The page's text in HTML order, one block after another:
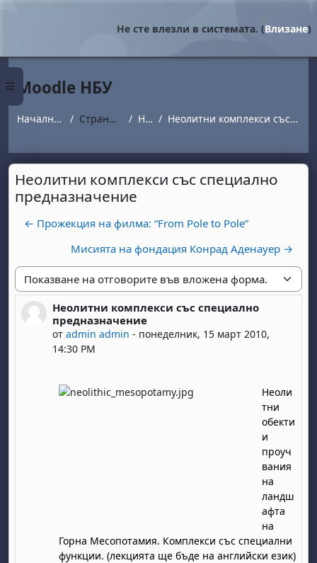
Страничен панел
Не сте влезли в системата. (Влизане)
Moodle НБУ
Начална страница Страници от сайта Новини Неолитни комплекси със специално предназначение
Неолитни комплекси със специално
предназначение
← Прожекция на филма: “From Pole to Pole”
Мисията на фондация Конрад Аденауер →
Начин на показване
Неолитни комплекси със специално
предназначение
от admin admin - понеделник, 15 март 2010,
14:30 PM
Number of replies: 0
Неоли
тни
обекти
и
проуч
вания
на
ландш
афта
на
Горна Месопотамия. Комплекси със специални
функции. (лекцията ще бъде на английски език)